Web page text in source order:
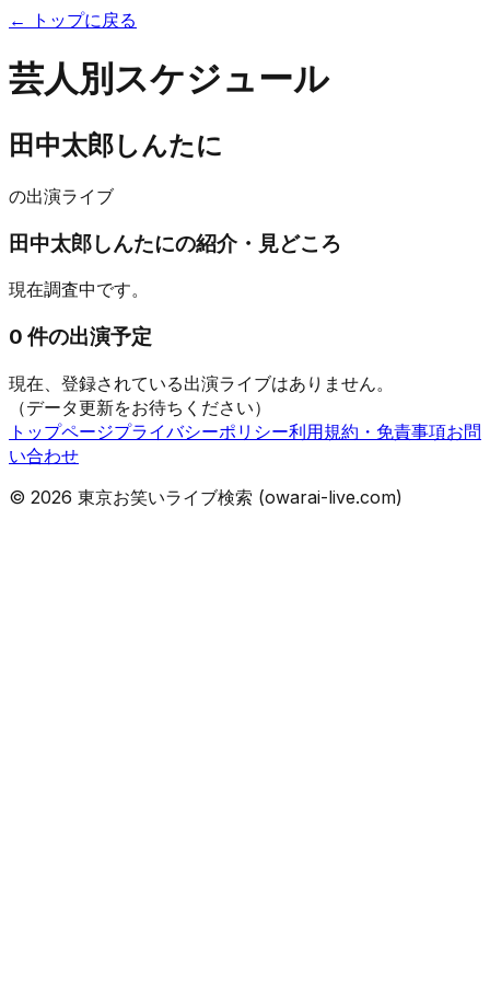
← トップに戻る
芸人別スケジュール
田中太郎しんたに
の出演ライブ
田中太郎しんたにの紹介・見どころ
現在調査中です。
0 件の出演予定
現在、登録されている出演ライブはありません。
（データ更新をお待ちください）
トップページプライバシーポリシー利用規約・免責事項お問
い合わせ
© 2026 東京お笑いライブ検索 (owarai-live.com)